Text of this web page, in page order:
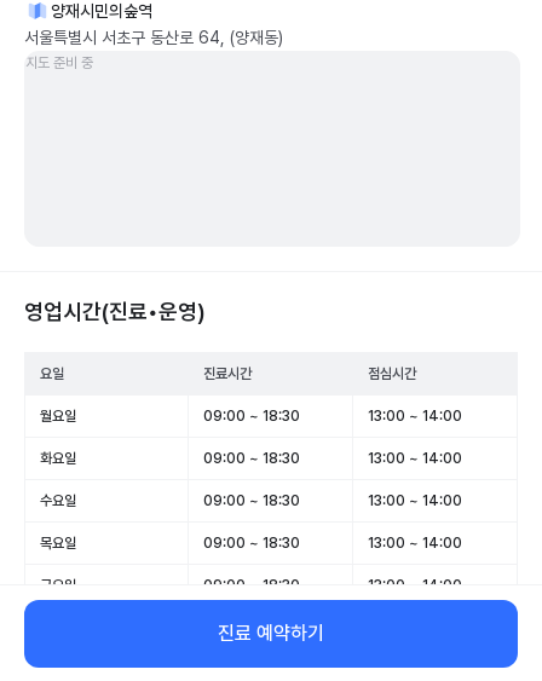
양재시민의숲역
서울특별시 서초구 동산로 64, (양재동)
지도 준비 중
영업시간(진료•운영)
요일 진료시간 점심시간
월요일 09:00 ~ 18:30 13:00 ~ 14:00
화요일 09:00 ~ 18:30 13:00 ~ 14:00
수요일 09:00 ~ 18:30 13:00 ~ 14:00
목요일 09:00 ~ 18:30 13:00 ~ 14:00
금요일 09:00 ~ 18:30 13:00 ~ 14:00
09:00 ~ 14:00
일요일 휴무 -
진료 예약하기